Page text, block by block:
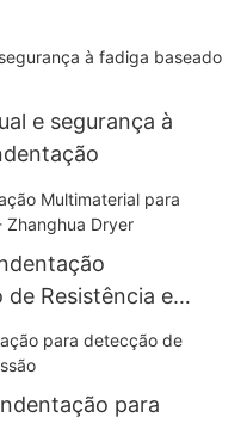
e segurança à
Resistência e
para